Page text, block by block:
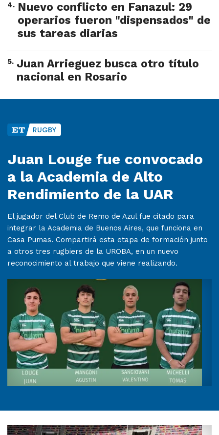
4. Nuevo conflicto en Fanazul: 29
operarios fueron "dispensados" de
sus tareas diarias
5. Juan Arrieguez busca otro título
nacional en Rosario
RUGBY
Juan Louge fue convocado
a la Academia de Alto
Rendimiento de la UAR
El jugador del Club de Remo de Azul fue citado para
integrar la Academia de Buenos Aires, que funciona en
Casa Pumas. Compartirá esta etapa de formación junto
a otros tres rugbiers de la UROBA, en un nuevo
reconocimiento al trabajo que viene realizando.